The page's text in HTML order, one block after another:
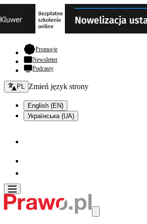
Promocje- otwiera się w nowej karcie
Newsletter
Podcasty
Zmień język - bieżący:
PL Zmień język strony
English (EN)
Українська (UA)